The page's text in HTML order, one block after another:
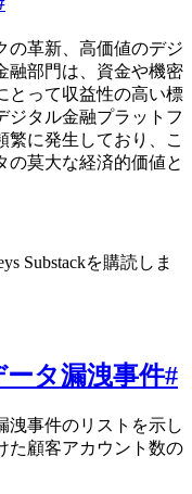
の革新、高価値のデジ
融部門は、資金や機密
とって収益性の高い標
ジタル金融プラットフ
繁に発生しており、こ
の莫大な経済的価値と
Substackを購読しま
タ漏洩事件#
洩事件のリストを示し
た顧客アカウント数の